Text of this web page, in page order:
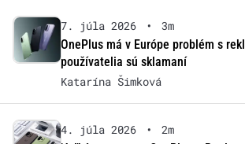
7. júla 2026 •
3m
OnePlus má v Európe problém s
používatelia sú sklamaní
Katarína Šimková
4. júla 2026 •
2m